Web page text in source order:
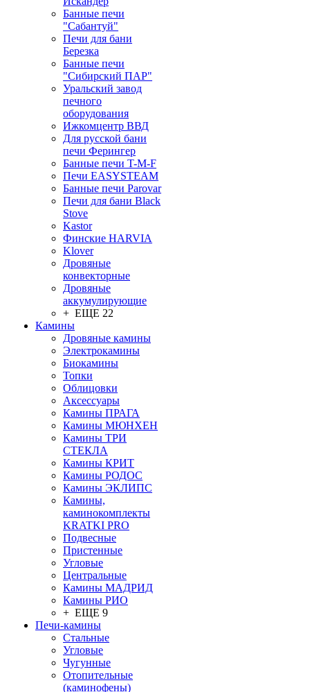
Банные печи
"Сабантуй"
Печи для бани
Березка
Банные печи
"Сибирский ПАР"
Уральский завод
печного
оборудования
Ижкомцентр ВВД
Для русской бани
печи Ферингер
Банные печи T-M-F
Печи EASYSTEAM
Банные печи Parovar
Печи для бани Black
Stove
Kastor
Финские HARVIA
Klover
Дровяные
конвекторные
Дровяные
аккумулирующие
+ ЕЩЕ 22
Камины
Дровяные камины
Электрокамины
Биокамины
Топки
Облицовки
Аксессуары
Камины ПРАГА
Камины МЮНХЕН
Камины ТРИ
СТЕКЛА
Камины КРИТ
Камины РОДОС
Камины ЭКЛИПС
Камины,
каминокомплекты
KRATKI PRO
Подвесные
Пристенные
Угловые
Центральные
Камины МАДРИД
Камины РИО
+ ЕЩЕ 9
Печи-камины
Стальные
Угловые
Чугунные
Отопительные
(каминофены)